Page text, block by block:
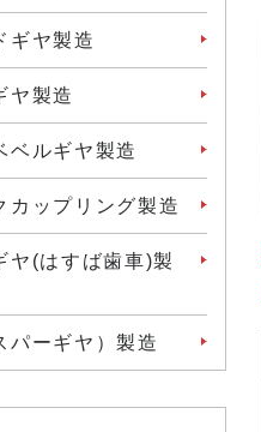
ギヤ製造
ヤ製造
ベルギヤ製造
カップリング製造
ヤ(はすば歯車)製
パーギヤ）製造